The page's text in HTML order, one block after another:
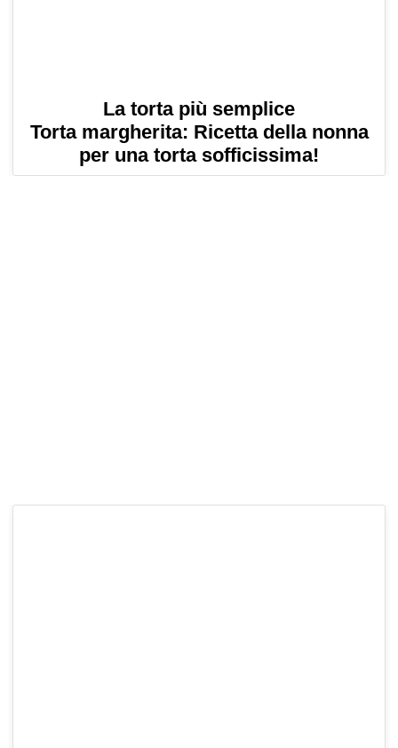
La torta più semplice
Torta margherita: Ricetta della nonna
per una torta sofficissima!